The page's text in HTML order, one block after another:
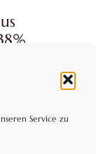
Service zu